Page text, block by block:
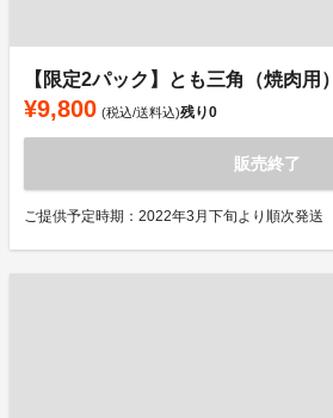
【限定2パック】とも三角（焼肉用
¥9,800 (税込/送料込)残り0
販売終了
ご提供予定時期：2022年3月下旬より順次発送